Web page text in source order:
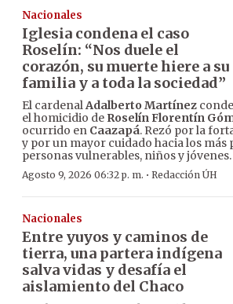
Nacionales
Iglesia condena el caso
Roselín: “Nos duele el
corazón, su muerte hiere a su
familia y a toda la sociedad”
El cardenalAdalberto Martínez
el homicidio de Roselín Florentín
ocurrido en Caazapá. Rezó por la
y por un mayor cuidado hacia los más
personas vulnerables, niños y jóvenes.
Agosto 9, 2026 06:32 p. m. · Redacción ÚH
Nacionales
Entre yuyos y caminos de
tierra, una partera indígena
salva vidas y desafía el
aislamiento del Chaco